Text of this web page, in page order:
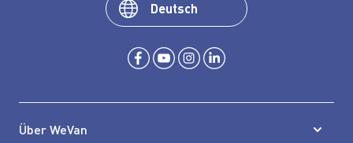
Über WeVan
Deutsch